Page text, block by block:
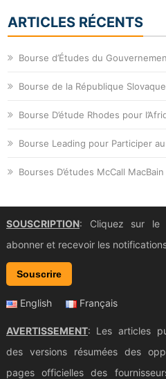
ARTICLES RÉCENTS
Bourse d’Études du
Bourse de la République
Bourse D’étude Rhodes pour
Bourse Leading pour Participer
Bourses D’études McCall
SOUSCRIPTION: Cliquez sur le
abonner et recevoir les
Souscrire
English Français
AVERTISSEMENT: Les articles
des versions résumées des
pages officielles des